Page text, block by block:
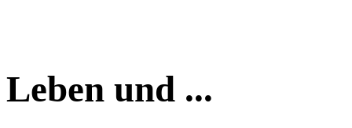
Leben und ...